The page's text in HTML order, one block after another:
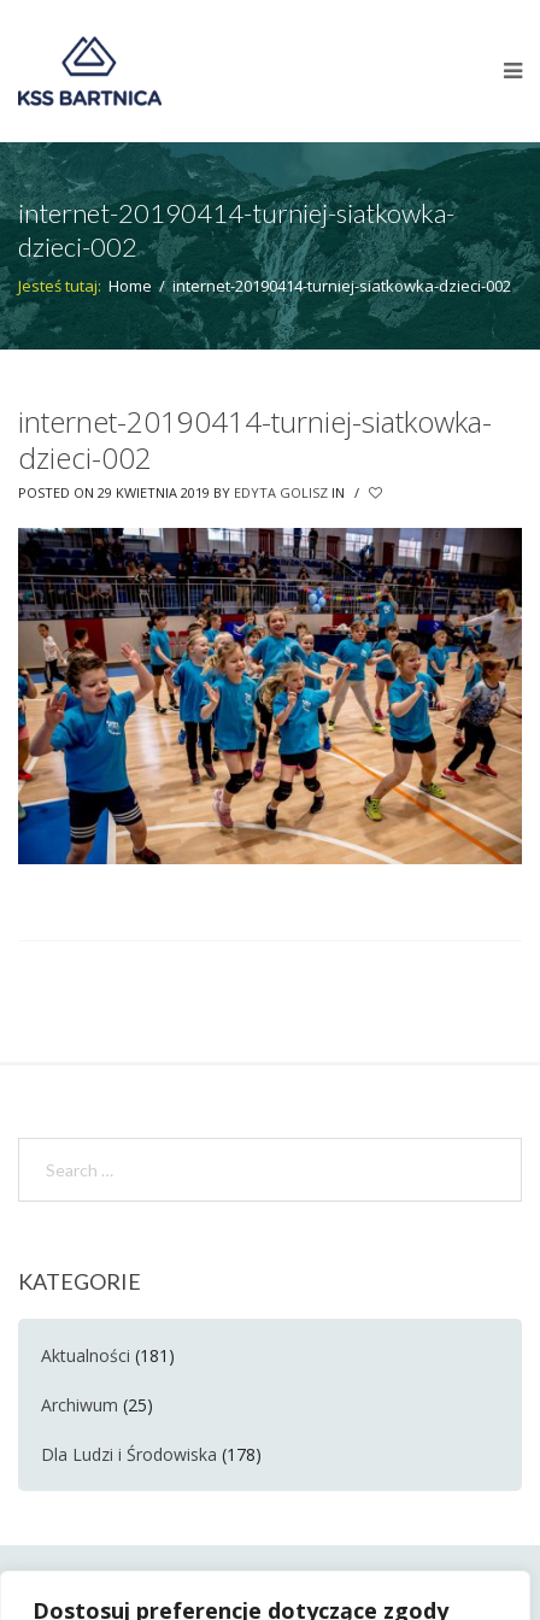
Dostosuj preferencje dotyczące zgody
internet-20190414-turniej-siatkowka-
dzieci-002
Jesteś tutaj: Home / internet-20190414-turniej-siatkowka-dzieci-002
internet-20190414-turniej-siatkowka-
dzieci-002
POSTED ON 29 KWIETNIA 2019 BY EDYTA GOLISZ IN /
KATEGORIE
Aktualności (181)
Archiwum (25)
Dla Ludzi i Środowiska (178)